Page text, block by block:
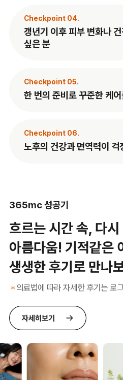
Checkpoint 04.
갱년기 이후 피부 변화나
싶은 분
Checkpoint 05.
한 번의 준비로 꾸준한 케
Checkpoint 06.
노후의 건강과 면역력이 걱
365mc 성공기
흐르는 시간 속, 다
아름다움! 기적같은
생생한 후기로 만나
＊의료법에 따라 자세한 후기는 로